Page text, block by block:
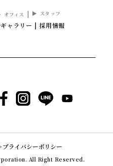
オフィス スタッフ
ャラリー 採用情報
Facebook
Instagram
LINE YouTube
プライバシーポリシー
All Right Reserved.